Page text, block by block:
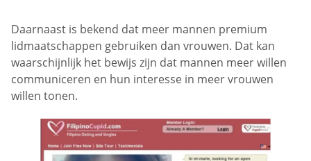
Daarnaast is bekend dat meer mannen premium
lidmaatschappen gebruiken dan vrouwen. Dat kan
waarschijnlijk het bewijs zijn dat mannen meer willen
communiceren en hun interesse in meer vrouwen
willen tonen.